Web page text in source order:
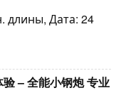
длины, Дата: 24
– 全能小钢炮 专业